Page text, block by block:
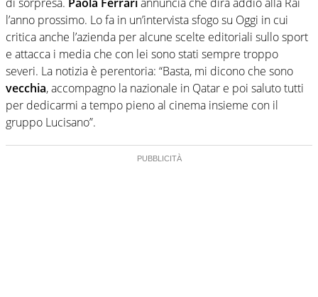
l’anno prossimo. Lo fa in un’intervista sfogo su Oggi in cui
critica anche l’azienda per alcune scelte editoriali sullo sport
e attacca i media che con lei sono stati sempre troppo
severi. La notizia è perentoria: “Basta, mi dicono che sono
vecchia, accompagno la nazionale in Qatar e poi saluto tutti
per dedicarmi a tempo pieno al cinema insieme con il
gruppo Lucisano”.